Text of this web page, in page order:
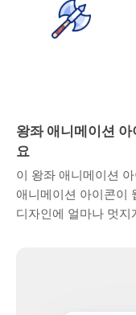
왕좌 애니메이션 아
요
이 왕좌 애니메이션
애니메이션 아이콘이
디자인에 얼마나 멋